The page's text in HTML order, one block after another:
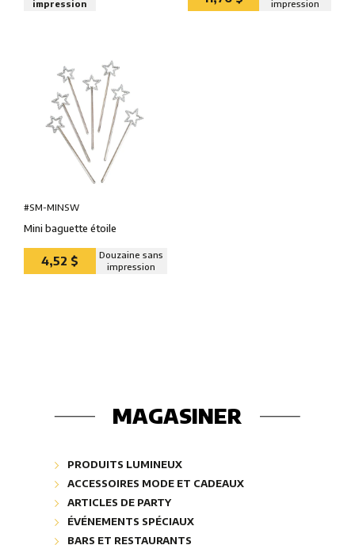
MAGASINER
PRODUITS LUMINEUX
Badges lumineux ″Glow″
Bâtons lumineux ″Glow″
Bijoux lumineux ″Glow″
Industriel et sécurité ″Glow″
ACCESSOIRES MODE ET CADEAUX
Bijoux mode
Cadeaux corporatifs
ARTICLES DE PARTY
Articles musicaux
Ballons
ÉVÉNEMENTS SPÉCIAUX
Dépouillement d'arbre de Noël
BARS ET RESTAURANTS
impression
impression
#SM-MINSW
Mini baguette étoile
4,52 $
Douzaine sans
impression